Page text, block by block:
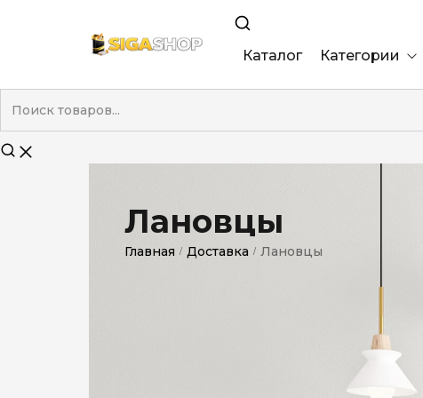
Каталог Категории
Без фильтра
Смакові (капсула)
Лановцы
Главная / Доставка / Лановцы